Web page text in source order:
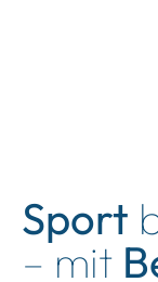
Sport
– mit